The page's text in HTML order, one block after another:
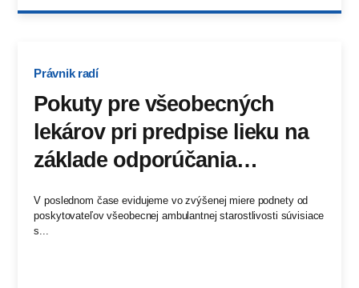
Právnik radí
Pokuty pre všeobecných
lekárov pri predpise lieku na
základe odporúčania
V poslednom čase evidujeme vo zvýšenej miere podnety od
poskytovateľov všeobecnej ambulantnej starostlivosti súvisiace
s...